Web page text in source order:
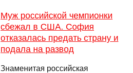
Муж российской чемпионки
сбежал в США. София
отказалась предать страну и
подала на развод
Знаменитая российская